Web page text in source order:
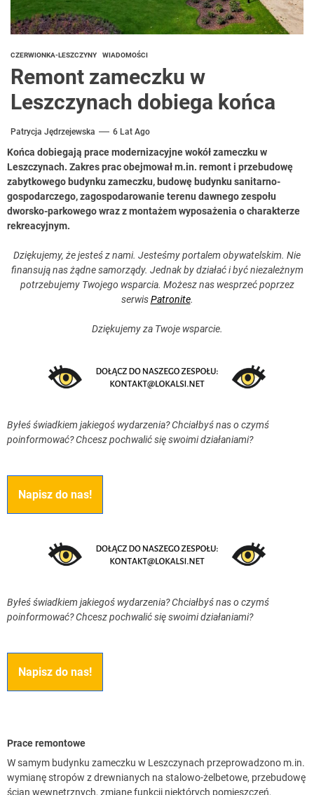
CZERWIONKA-LESZCZYNY WIADOMOŚCI
Remont zameczku w
Leszczynach dobiega końca
Patrycja Jędrzejewska 6 Lat Ago
Końca dobiegają prace modernizacyjne wokół zameczku w
Leszczynach. Zakres prac obejmował m.in. remont i przebudowę
zabytkowego budynku zameczku, budowę budynku sanitarno-
gospodarczego, zagospodarowanie terenu dawnego zespołu
dworsko-parkowego wraz z montażem wyposażenia o charakterze
rekreacyjnym.
Dziękujemy, że jesteś z nami. Jesteśmy portalem obywatelskim. Nie
finansują nas żądne samorządy. Jednak by działać i być niezależnym
potrzebujemy Twojego wsparcia. Możesz nas wesprzeć poprzez
serwisPatronite.
Dziękujemy za Twoje wsparcie.
Byłeś świadkiem jakiegoś wydarzenia? Chciałbyś nas o czymś
poinformować? Chcesz pochwalić się swoimi działaniami?
Napisz do nas!
Byłeś świadkiem jakiegoś wydarzenia? Chciałbyś nas o czymś
poinformować? Chcesz pochwalić się swoimi działaniami?
Napisz do nas!
Prace remontowe
W samym budynku zameczku w Leszczynach przeprowadzono m.in.
wymianę stropów z drewnianych na stalowo-żelbetowe, przebudowę
ścian wewnętrznych, zmianę funkcji niektórych pomieszczeń,